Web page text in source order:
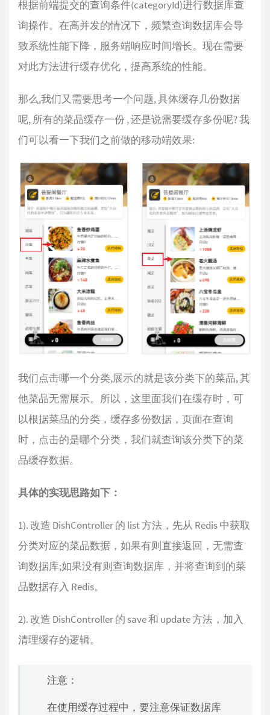
根据前端提交的查询条件(categoryId)进行数据库查
询操作。在高并发的情况下，频繁查询数据库会导
致系统性能下降，服务端响应时间增长。现在需要
对此方法进行缓存优化，提高系统的性能。
那么,我们又需要思考一个问题, 具体缓存几份数据
呢, 所有的菜品缓存一份 , 还是说需要缓存多份呢? 我
们可以看一下我们之前做的移动端效果:
我们点击哪一个分类,展示的就是该分类下的菜品, 其
他菜品无需展示。所以，这里面我们在缓存时，可
以根据菜品的分类，缓存多份数据，页面在查询
时，点击的是哪个分类，我们就查询该分类下的菜
品缓存数据。
具体的实现思路如下：
1). 改造 DishController 的 list 方法，先从 Redis 中获取
分类对应的菜品数据，如果有则直接返回，无需查
询数据库;如果没有则查询数据库，并将查询到的菜
品数据存入 Redis。
2). 改造 DishController 的 save 和 update 方法，加入
清理缓存的逻辑。
注意：
在使用缓存过程中，要注意保证数据库